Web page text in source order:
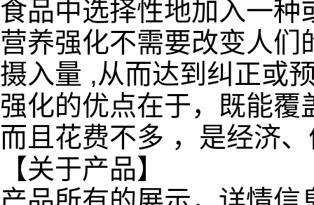
食品中选择性地加入一种
营养强化不需要改变人
摄入量 ,从而达到纠正或
强化的优点在于，既能
而且花费不多 ，是经济
【关于产品】